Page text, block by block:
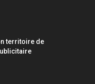
territoire de